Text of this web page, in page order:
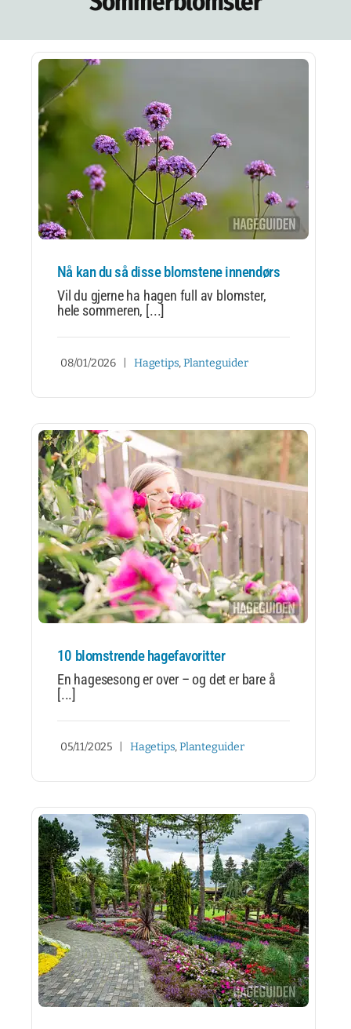
NETTBUTIKK
NYHETSBREV
HAGETIPS
REISETIPS
OM OSS
SPØRSMÅL OG SVAR
Nå kan du så disse blomstene innendørs
Vil du gjerne ha hagen full av blomster,
hele sommeren, [...]
08/01/2026 Hagetips,Planteguider
10 blomstrende hagefavoritter
En hagesesong er over – og det er bare å
[...]
05/11/2025 Hagetips,Planteguider